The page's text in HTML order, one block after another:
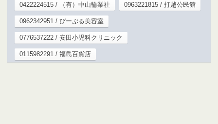
0422224515 / （有）中山輪業社 0963221815 / 打越公民館
0962342951 / ぴーぷる美容室
0776537222 / 安田小児科クリニック
0115982291 / 福島百貨店